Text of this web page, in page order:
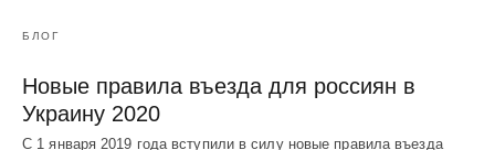
БЛОГ
Новые правила въезда для россиян в
Украину 2020
С 1 января 2019 года вступили в силу новые правила въезда